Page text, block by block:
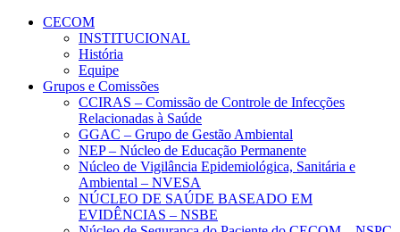
Conteúdo principal
CECOM
INSTITUCIONAL
História
Equipe
Grupos e Comissões
CCIRAS – Comissão de Controle de Infecções
Relacionadas à Saúde
GGAC – Grupo de Gestão Ambiental
NEP – Núcleo de Educação Permanente
Núcleo de Vigilância Epidemiológica, Sanitária e
Ambiental – NVESA
NÚCLEO DE SAÚDE BASEADO EM
EVIDÊNCIAS – NSBE